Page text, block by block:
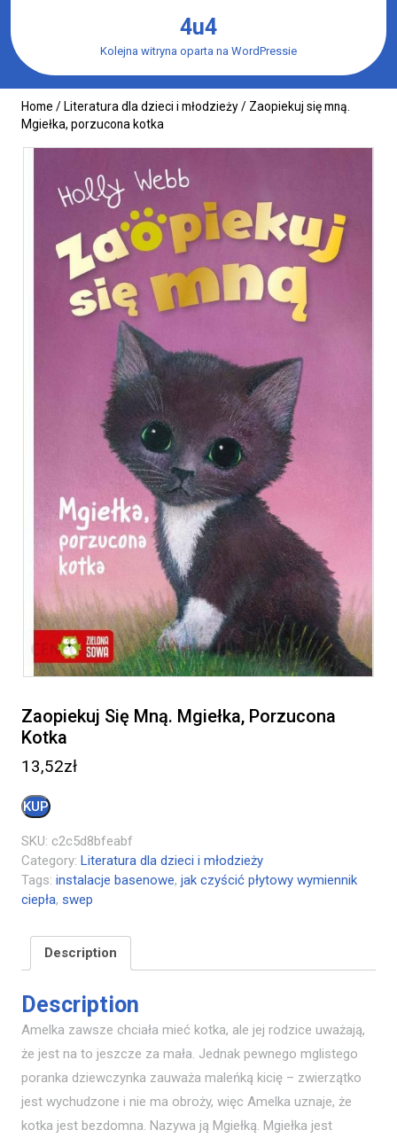
content
4u4
Kolejna witryna oparta na WordPressie
Home / Literatura dla dzieci i młodzieży/ Zaopiekuj się mną.
Mgiełka, porzucona kotka
Zaopiekuj Się Mną. Mgiełka, Porzucona
Kotka
13,52zł
KUP
SKU: c2c5d8bfeabf
Category: Literatura dla dzieci i młodzieży
Tags: instalacje basenowe, jak czyścić płytowy wymiennik
ciepła, swep
Description
Description
Amelka zawsze chciała mieć kotka, ale jej rodzice uważają,
że jest na to jeszcze za mała. Jednak pewnego mglistego
poranka dziewczynka zauważa maleńką kicię – zwierzątko
jest wychudzone i nie ma obroży, więc Amelka uznaje, że
kotka jest bezdomna. Nazywa ją Mgiełką. Mgiełka jest